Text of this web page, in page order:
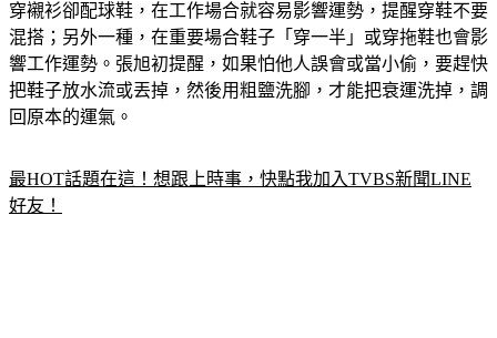
穿襯衫卻配球鞋，在工作場合就容易影響運勢，提醒穿鞋不要
混搭；另外一種，在重要場合鞋子「穿一半」或穿拖鞋也會影
響工作運勢。張旭初提醒，如果怕他人誤會或當小偷，要趕快
把鞋子放水流或丟掉，然後用粗鹽洗腳，才能把衰運洗掉，調
回原本的運氣。
最HOT話題在這！想跟上時事，快點我加入TVBS新聞LINE
好友！